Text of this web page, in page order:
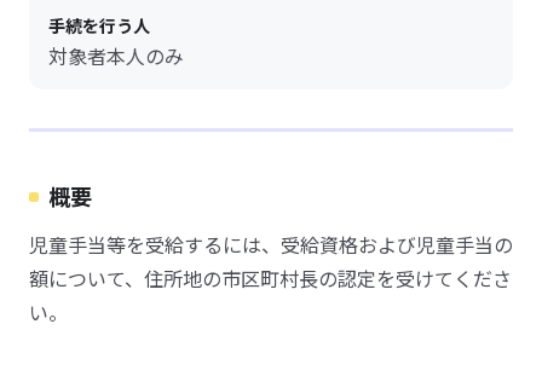
手続を行う人
対象者本人のみ
概要
児童手当等を受給するには、受給資格および児童手当の
額について、住所地の市区町村長の認定を受けてくださ
い。